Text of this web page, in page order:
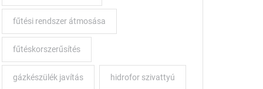
fűtési rendszer átmosása
fűtéskorszerűsítés
gázkészülék javítás hidrofor szivattyú